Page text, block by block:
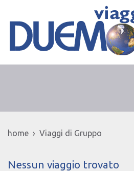
home › Viaggi di Gruppo
Nessun viaggio trovato